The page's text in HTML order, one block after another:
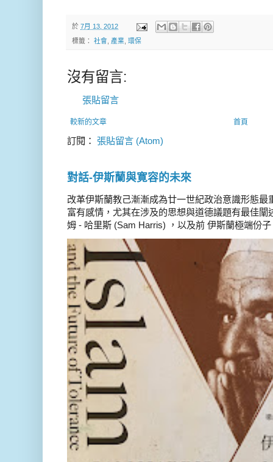
於 7月 13, 2012
標籤： 社會, 產業, 環保
沒有留言:
張貼留言
較新的文章 首頁
訂閱： 張貼留言 (Atom)
對話-伊斯蘭與寛容的未來
改革伊斯蘭教己漸漸成為廿一世紀政治意識形態
富有感情，尤其在涉及的思想與道德議題有最佳
姆 - 哈里斯 (Sam Harris) ，以及前 伊斯蘭極端份